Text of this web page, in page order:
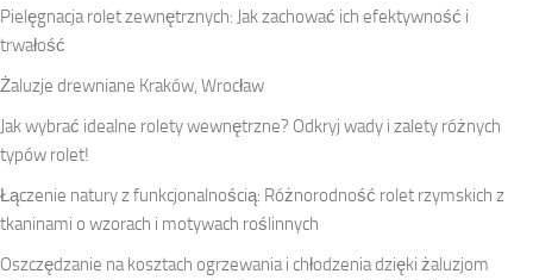
Pielęgnacja rolet zewnętrznych: Jak zachować ich efektywność i
trwałość
Żaluzje drewniane Kraków, Wrocław
Jak wybrać idealne rolety wewnętrzne? Odkryj wady i zalety różnych
typów rolet!
Łączenie natury z funkcjonalnością: Różnorodność rolet rzymskich z
tkaninami o wzorach i motywach roślinnych
Oszczędzanie na kosztach ogrzewania i chłodzenia dzięki żaluzjom